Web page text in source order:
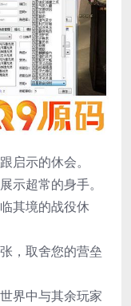
启示的休会。
示超常的身手。
其境的战役休
，取舍您的营垒
界中与其余玩家